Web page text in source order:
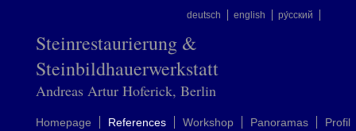
deutsch english ру́сский
Steinrestaurierung &
Steinbildhauerwerkstatt
Andreas Artur Hoferick, Berlin
Homepage References Workshop Panoramas
Profil